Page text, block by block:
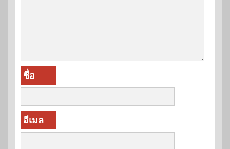
ชื่อ
อีเมล